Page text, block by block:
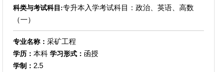
科类与考试科目:专升本入学考试科目：政治、英语、高数
（一）
专业名称： 采矿工程
学历： 本科 学习形式： 函授
学制： 2.5